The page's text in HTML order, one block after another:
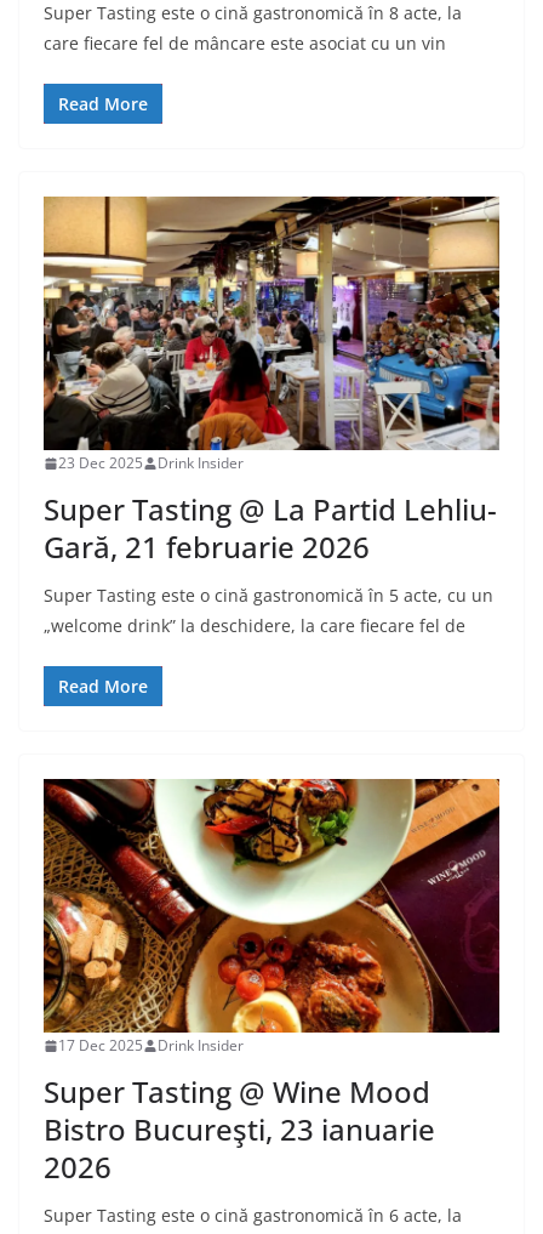
Super Tasting este o cină gastronomică în 8 acte, la
care fiecare fel de mâncare este asociat cu un vin
Read More
23 Dec 2025 Drink Insider
Super Tasting @ La Partid Lehliu-
Gară, 21 februarie 2026
Super Tasting este o cină gastronomică în 5 acte, cu un
„welcome drink” la deschidere, la care fiecare fel de
Read More
17 Dec 2025 Drink Insider
Super Tasting @ Wine Mood
Bistro Bucureşti, 23 ianuarie
2026
Super Tasting este o cină gastronomică în 6 acte, la